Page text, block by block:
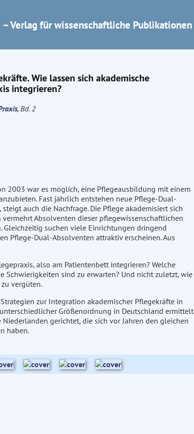
– Verlag für wissenschaftliche Publikationen
Wie lassen sich akademische
integrieren?
, Bd. 2
2003 war es möglich, eine Pflegeausbildung mit einem
Fast jährlich entstehen neue Pflege-Dual-
auch die Nachfrage. Die Pflege akademisiert sich
Absolventen dieser pflegewissenschaftlichen
Gleichzeitig suchen viele Einrichtungen dringend
Pflege-Dual-Absolventen attraktiv erscheinen. Aus
also am Patientenbett integrieren? Welche
sind zu erwarten? Und nicht zuletzt, wie
vergüten.
zur Integration akademischer Pflegekräfte in
Größenordnung in Deutschland ermittelt
gerichtet, die sich vor Jahren den gleichen
haben.